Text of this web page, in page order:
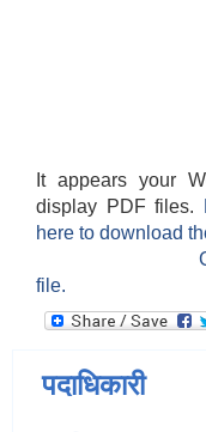
It appears your
display PDF files.
here to download
file.
पदाधिकारी